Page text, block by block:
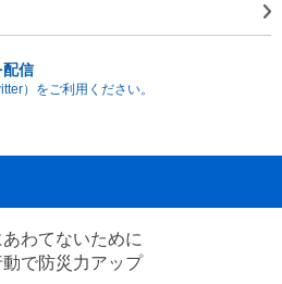
配信
）をご利用ください。
わてないために
で防災力アップ